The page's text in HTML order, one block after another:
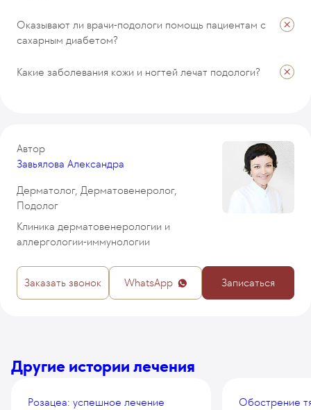
Оказывают ли врачи-подологи помощь пациентам с
сахарным диабетом?
Какие заболевания кожи и ногтей лечат подологи?
Автор
Завьялова Александра
Дерматолог, Дерматовенеролог,
Подолог
Клиника дерматовенерологии и
аллергологии-иммунологии
Записаться
WhatsApp
Заказать звонок
Другие истории лечения
Розацеа: успешное лечение
Обострение